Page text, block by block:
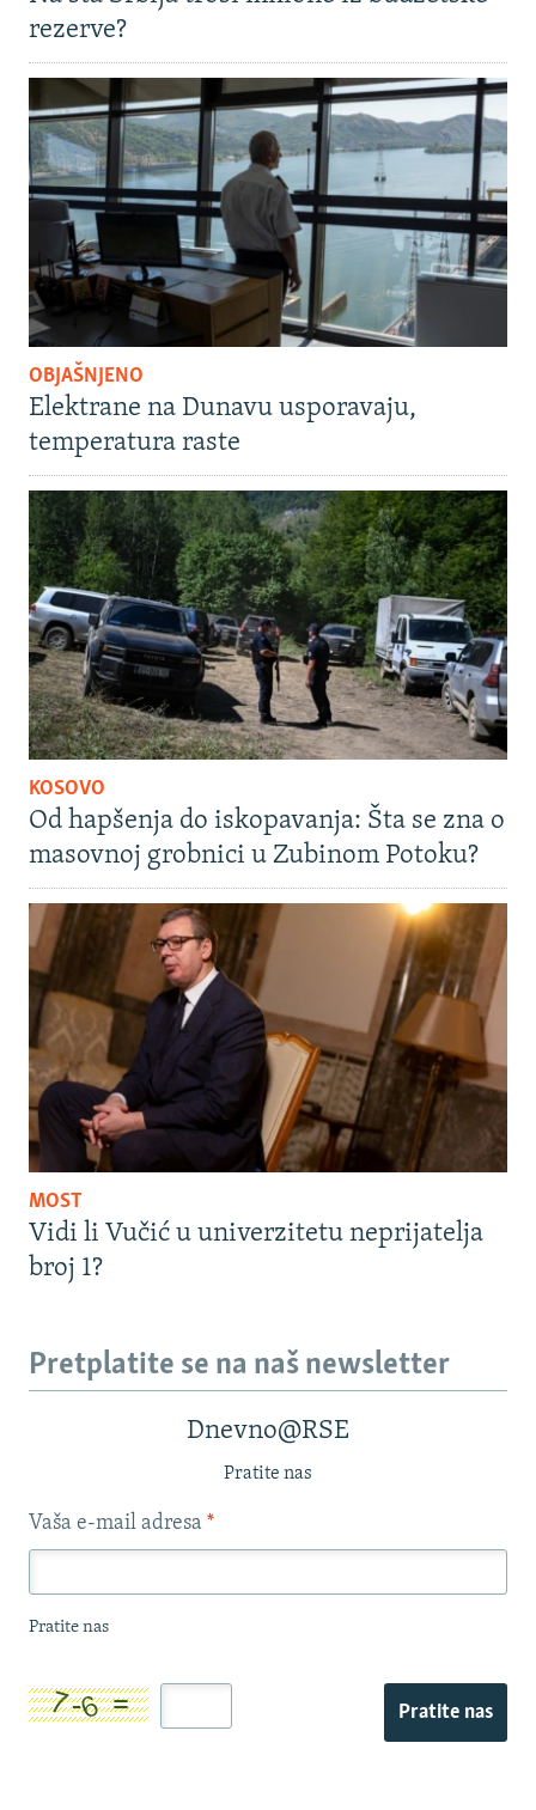
rezerve?
OBJAŠNJENO
Elektrane na Dunavu usporavaju,
temperatura raste
KOSOVO
Od hapšenja do iskopavanja: Šta se zna o
masovnoj grobnici u Zubinom Potoku?
MOST
Vidi li Vučić u univerzitetu neprijatelja
broj 1?
Pretplatite se na naš newsletter
Dnevno@RSE
Pratite nas
Vaša e-mail adresa *
Pratite nas
Pratite nas